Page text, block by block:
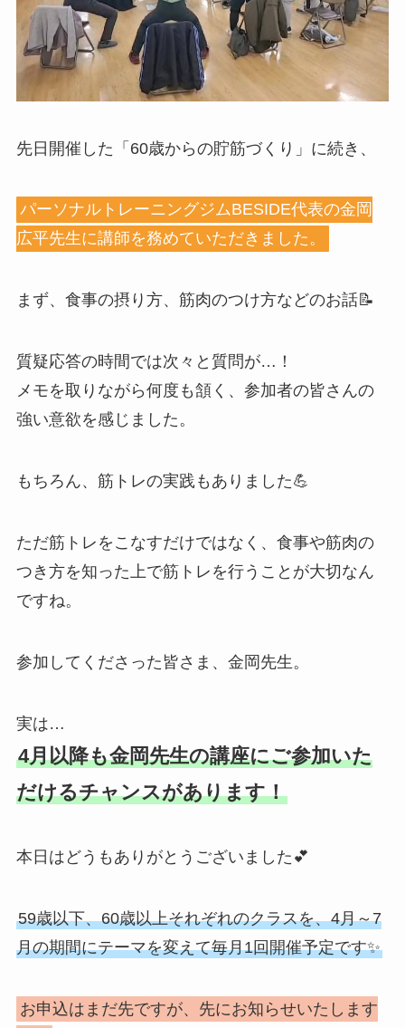
先日開催した「60歳からの貯筋づくり」に続き、
パーソナルトレーニングジムBESIDE代表の金岡
広平先生に講師を務めていただきました。
まず、食事の摂り方、筋肉のつけ方などのお話📝
質疑応答の時間では次々と質問が…！
メモを取りながら何度も頷く、参加者の皆さんの
強い意欲を感じました。
もちろん、筋トレの実践もありました💪
ただ筋トレをこなすだけではなく、食事や筋肉の
つき方を知った上で筋トレを行うことが大切なん
ですね。
参加してくださった皆さま、金岡先生。
実は…
4月以降も金岡先生の講座にご参加いた
だけるチャンスがあります！
本日はどうもありがとうございました💕
59歳以下、60歳以上それぞれのクラスを、4月～7
月の期間にテーマを変えて毎月1回開催予定です✨
お申込はまだ先ですが、先にお知らせいたします